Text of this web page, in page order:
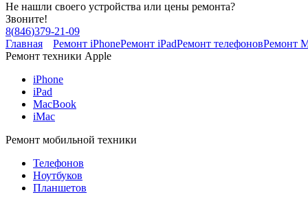
Не нашли своего устройства или цены ремонта?
Звоните!
8(846)379-21-09
Главная
Ремонт iPhoneРемонт iPadРемонт телефоновРемонт
Ремонт техники Apple
iPhone
iPad
MacBook
iMac
Ремонт мобильной техники
Телефонов
Ноутбуков
Планшетов